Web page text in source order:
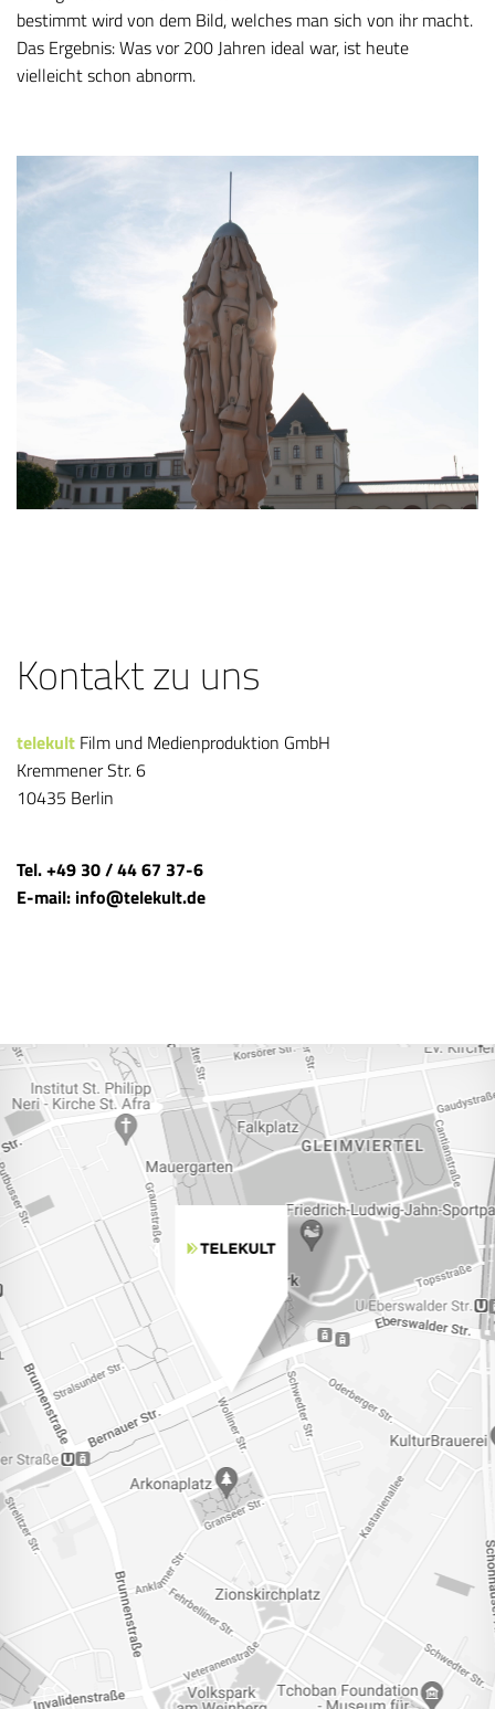
bestimmt wird von dem Bild, welches man sich von ihr macht.
Das Ergebnis: Was vor 200 Jahren ideal war, ist heute
vielleicht schon abnorm.
Kontakt zu uns
telekult Film und Medienproduktion GmbH
Kremmener Str. 6
10435 Berlin
Tel. +49 30 / 44 67 37-6
E-mail: info@telekult.de